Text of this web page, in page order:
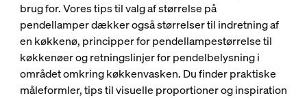
brug for. Vores tips til valg af størrelse på
pendellamper dækker også størrelser til indretning af
en køkkenø, principper for pendellampestørrelse til
køkkenøer og retningslinjer for pendelbelysning i
området omkring køkkenvasken. Du finder praktiske
måleformler, tips til visuelle proportioner og inspiration